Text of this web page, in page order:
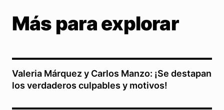
Más para explorar
Valeria Márquez y Carlos Manzo: ¡Se destapan
los verdaderos culpables y motivos!